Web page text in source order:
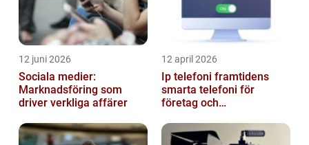
12 juni 2026
Sociala medier:
Marknadsföring som
driver verkliga affärer
12 april 2026
Ip telefoni framtidens
smarta telefoni för
företag och